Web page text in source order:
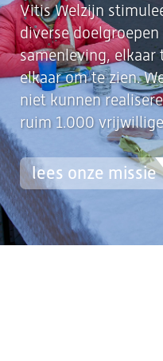
Vitis Welzijn
diverse
samenleving,
elkaar om te zien.
niet kunnen
ruim 1.000
lees onze missie